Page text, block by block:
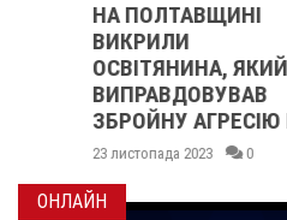
НА ПОЛТАВЩИНІ
ВИКРИЛИ
ОСВІТЯНИНА, ЯКИЙ
ВИПРАВДОВУВАВ
ЗБРОЙНУ АГРЕСІЮ РФ
23 листопада 2023 0
ОНЛАЙН